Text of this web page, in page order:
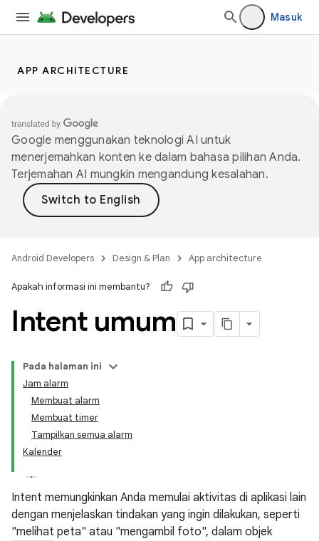
Masuk
APP ARCHITECTURE
Google menggunakan teknologi AI untuk
menerjemahkan konten ke dalam bahasa pilihan Anda.
Terjemahan AI mungkin mengandung kesalahan.
Android Developers Design & Plan App architecture
Apakah informasi ini membantu?
Intent umum
Pada halaman ini
Jam alarm
Membuat alarm
Membuat timer
Tampilkan semua alarm
Kalender
Intent memungkinkan Anda memulai aktivitas di aplikasi lain
dengan menjelaskan tindakan yang ingin dilakukan, seperti
"melihat peta" atau "mengambil foto", dalam objek